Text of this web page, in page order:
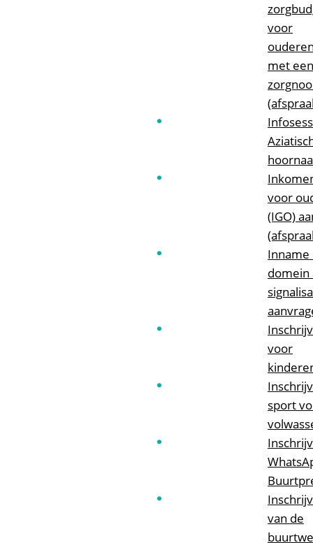
voor
met een
voor
(IGO)
Inname
domein
voor
sport
van de